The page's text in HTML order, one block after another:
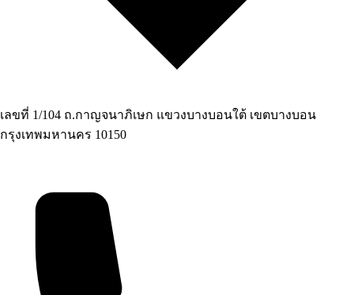
เลขที่ 1/104 ถ.กาญจนาภิเษก แขวงบางบอนใต้ เขตบางบอน
กรุงเทพมหานคร 10150